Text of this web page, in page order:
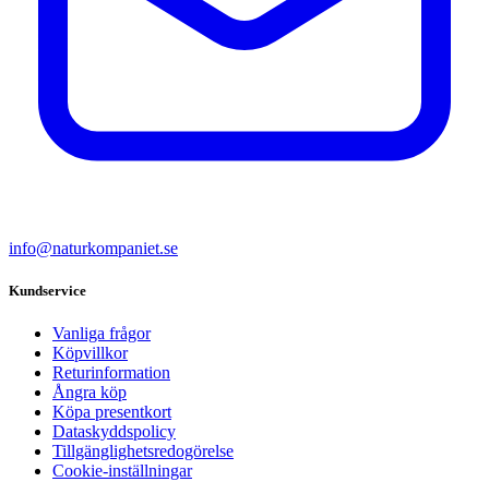
info@naturkompaniet.se
Kundservice
Vanliga frågor
Köpvillkor
Returinformation
Ångra köp
Köpa presentkort
Dataskyddspolicy
Tillgänglighetsredogörelse
Cookie-inställningar